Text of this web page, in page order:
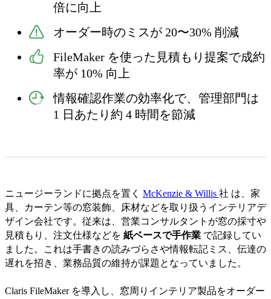
倍に向上
オーダー時のミスが 20〜30% 削減
FileMaker を使った見積もり提案で成約
率が 10% 向上
情報確認作業の効率化で、管理部門は
1 日あたり約 4 時間を節減
ニュージーランドに拠点を置く McKenzie & Willis 社 は、家
具、カーテン等の窓装飾、床材などを取り扱うインテリアデ
ザイン会社です。従来は、営業コンサルタントが窓の採寸や
見積もり、注文仕様などを 紙ベースで手作業 で記録してい
ました。これは手書きの読みづらさや情報転記ミス、伝達の
遅れを招き、業務品質の維持が課題となっていました。
Claris FileMaker を導入し、窓周りインテリア製品をオーダー